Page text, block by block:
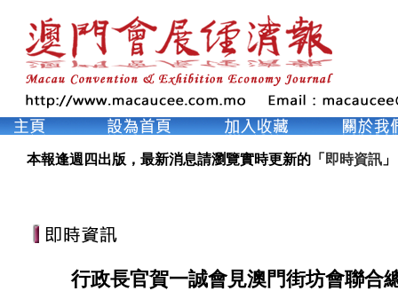
本報逢週四出版，最新消息請瀏覽實時更新的「 即時資訊 」
行政長官賀一誠會見澳門街坊會聯合